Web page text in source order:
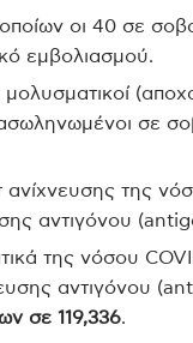
οι 40 σε
εμβολιασμού.
σε
ανίχνευσης της
αντιγόνου
της νόσου
αντιγόνου
σε 119,336.